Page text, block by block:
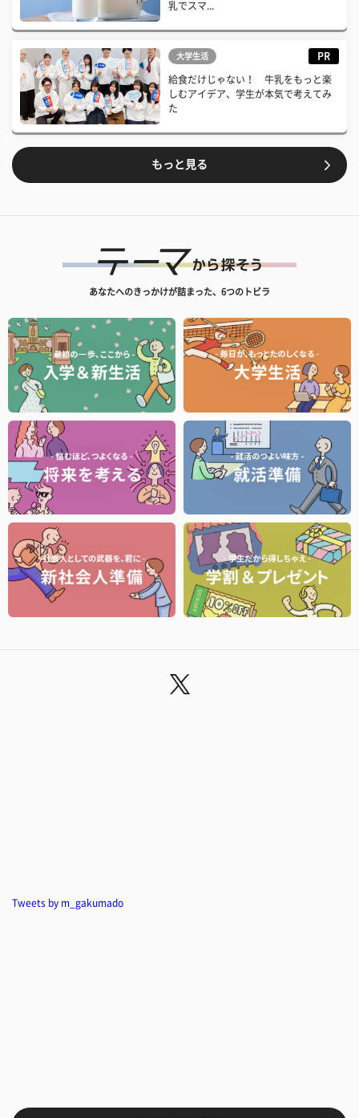
乳でスマ...
大学生活 PR
給食だけじゃない！ 牛乳をもっと楽
しむアイデア、学生が本気で考えてみ
た
もっと見る
あなたへのきっかけが詰まった、6つのトビラ
Tweets by m_gakumado